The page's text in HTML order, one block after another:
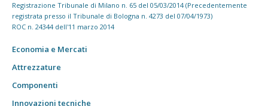
Registrazione Tribunale di Milano n. 65 del 05/03/2014 (Precedentemente
registrata presso il Tribunale di Bologna n. 4273 del 07/04/1973)
ROC n. 24344 dell'11 marzo 2014
Economia e Mercati
Attrezzature
Componenti
Innovazioni tecniche